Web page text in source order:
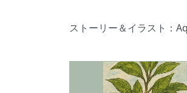
ストーリー＆イラスト：